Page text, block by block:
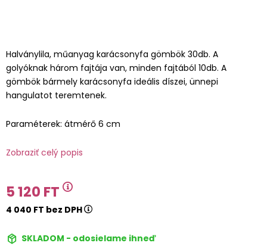
Halványlila, műanyag karácsonyfa gömbök 30db. A
golyóknak három fajtája van, minden fajtából 10db. A
gömbök bármely karácsonyfa ideális díszei, ünnepi
hangulatot teremtenek.
Paraméterek: átmérő 6 cm
Zobraziť celý popis
5 120 FT
4 040 FT bez DPH
SKLADOM - odosielame ihneď